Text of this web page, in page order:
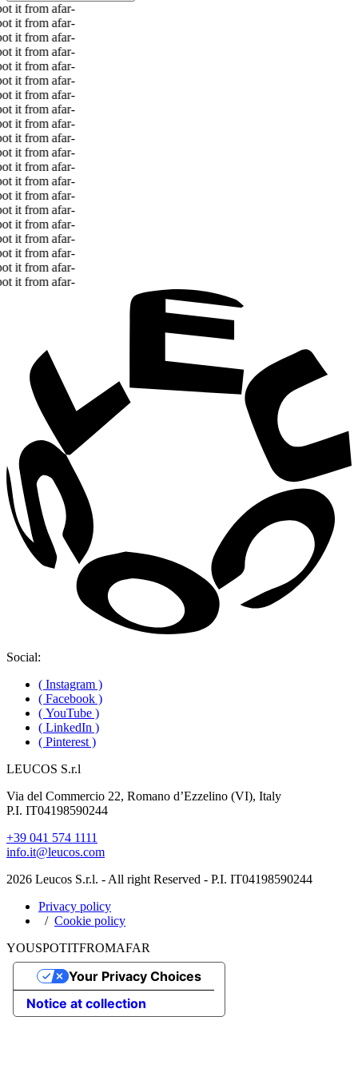
it from afar-
it from afar-
it from afar-
it from afar-
it from afar-
it from afar-
it from afar-
it from afar-
it from afar-
it from afar-
it from afar-
it from afar-
it from afar-
it from afar-
it from afar-
it from afar-
it from afar-
it from afar-
it from afar-
it from afar-
Social:
( Instagram )
( Facebook )
( YouTube )
( LinkedIn )
( Pinterest )
LEUCOS S.r.l
Via del Commercio 22, Romano d’Ezzelino (VI), Italy
P.I. IT04198590244
+39 041 574 1111
info.it@leucos.com
2026 Leucos S.r.l. - All right Reserved - P.I. IT04198590244
Privacy policy
Cookie policy
YOUSPOTITFROMAFAR
Notice at collection
Your Privacy Choices